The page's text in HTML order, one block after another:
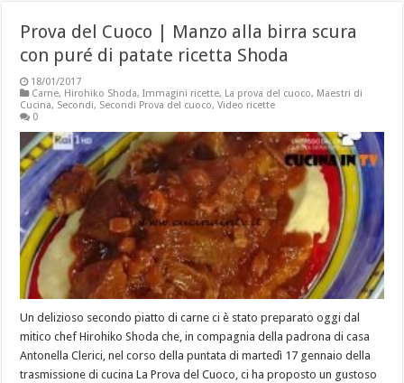
Prova del Cuoco | Manzo alla birra scura
con puré di patate ricetta Shoda
18/01/2017
Carne, Hirohiko Shoda,Immagini ricette, La prova del cuoco, Maestri di
Cucina, Secondi, Secondi Prova del cuoco,Video ricette
0
Un delizioso secondo piatto di carne ci è stato preparato oggi dal
mitico chef Hirohiko Shoda che, in compagnia della padrona di casa
Antonella Clerici, nel corso della puntata di martedì 17 gennaio della
trasmissione di cucina La Prova del Cuoco, ci ha proposto un gustoso